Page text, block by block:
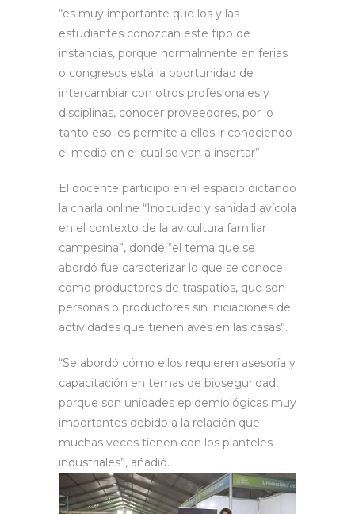
“es muy importante que los y las
estudiantes conozcan este tipo de
instancias, porque normalmente en ferias
o congresos está la oportunidad de
intercambiar con otros profesionales y
disciplinas, conocer proveedores, por lo
tanto eso les permite a ellos ir conociendo
el medio en el cual se van a insertar”.
El docente participó en el espacio dictando
la charla online “Inocuidad y sanidad avícola
en el contexto de la avicultura familiar
campesina”, donde “el tema que se
abordó fue caracterizar lo que se conoce
como productores de traspatios, que son
personas o productores sin iniciaciones de
actividades que tienen aves en las casas”.
“Se abordó cómo ellos requieren asesoría y
capacitación en temas de bioseguridad,
porque son unidades epidemiológicas muy
importantes debido a la relación que
muchas veces tienen con los planteles
industriales”, añadió.